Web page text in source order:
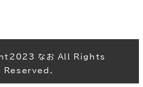
なお All Rights
Reserved.